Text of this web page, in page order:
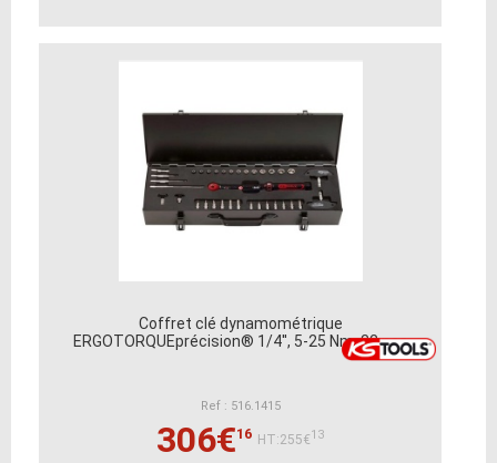
Coffret clé dynamométrique
ERGOTORQUEprécision® 1/4'', 5-25 Nm, 32 pcs
Ref : 516.1415
306€16 HT:255€13